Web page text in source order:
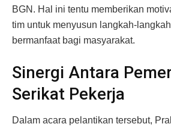
BGN. Hal ini tentu memberikan
tim untuk menyusun langkah-
bermanfaat bagi masyarakat.
Sinergi Antara
Serikat Pekerja
Dalam acara pelantikan tersebut,